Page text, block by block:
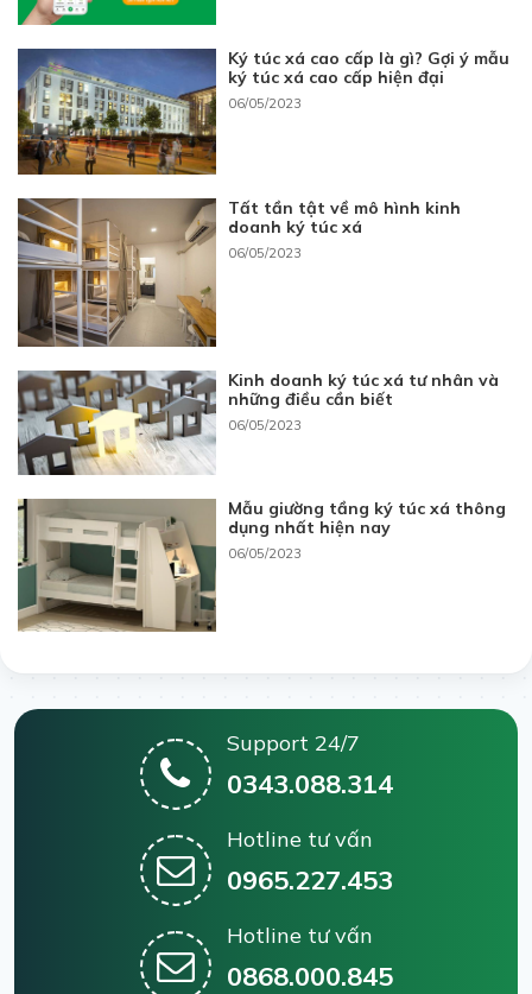
Ký túc xá cao cấp là gì? Gợi ý mẫu
ký túc xá cao cấp hiện đại
06/05/2023
Tất tần tật về mô hình kinh
doanh ký túc xá
06/05/2023
Kinh doanh ký túc xá tư nhân và
những điều cần biết
06/05/2023
Mẫu giường tầng ký túc xá thông
dụng nhất hiện nay
06/05/2023
Support 24/7
0343.088.314
Hotline tư vấn
0965.227.453
Hotline tư vấn
0868.000.845